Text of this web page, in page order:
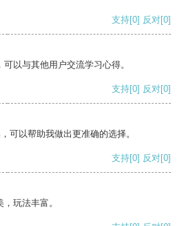
支持[0] 反对[0]
以与其他用户交流学习心得。
支持[0] 反对[0]
可以帮助我做出更准确的选择。
支持[0] 反对[0]
玩法丰富。